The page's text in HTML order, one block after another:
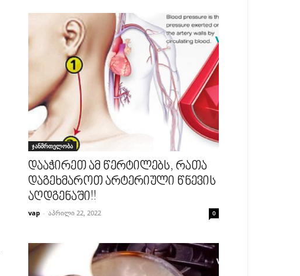
ჯანმრთელობა
დააჭირეთ ამ წერტილებს, რათა
დაგეხმაროთ არტერიული წნევის
აღდგენაში!!
vap - აპრილი 22, 2022 0